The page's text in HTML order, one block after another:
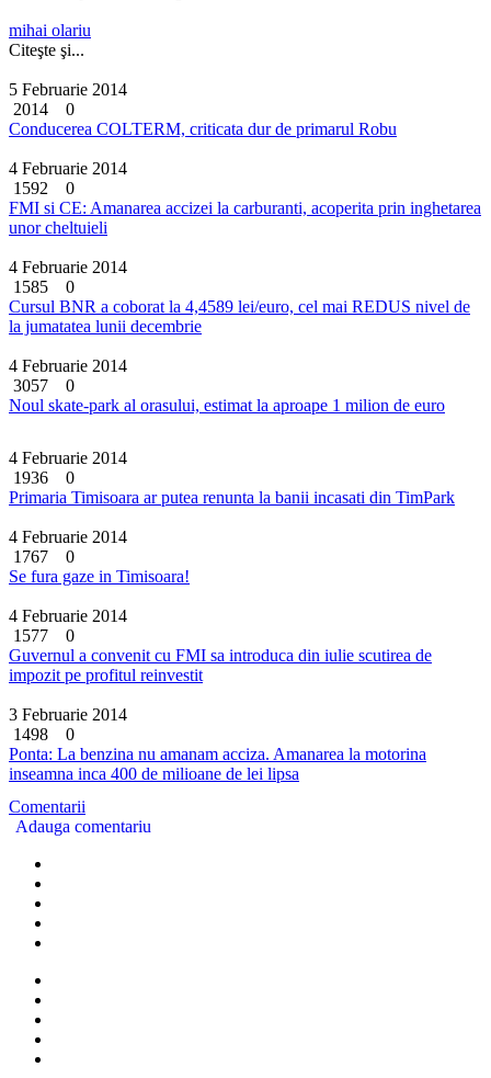
mihai olariu
Citeşte şi...
5 Februarie 2014
2014
0
Conducerea COLTERM, criticata dur de primarul Robu
4 Februarie 2014
1592
0
FMI si CE: Amanarea accizei la carburanti, acoperita prin inghetarea
unor cheltuieli
4 Februarie 2014
1585
0
Cursul BNR a coborat la 4,4589 lei/euro, cel mai REDUS nivel de
la jumatatea lunii decembrie
4 Februarie 2014
3057
0
Noul skate-park al orasului, estimat la aproape 1 milion de euro
4 Februarie 2014
1936
0
Primaria Timisoara ar putea renunta la banii incasati din TimPark
4 Februarie 2014
1767
0
Se fura gaze in Timisoara!
4 Februarie 2014
1577
0
Guvernul a convenit cu FMI sa introduca din iulie scutirea de
impozit pe profitul reinvestit
3 Februarie 2014
1498
0
Ponta: La benzina nu amanam acciza. Amanarea la motorina
inseamna inca 400 de milioane de lei lipsa
Comentarii
Adauga comentariu